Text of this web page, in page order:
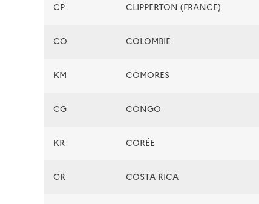
CP CLIPPERTON (FRANCE)
CO COLOMBIE
KM COMORES
CG CONGO
KR CORÉE
CR COSTA RICA